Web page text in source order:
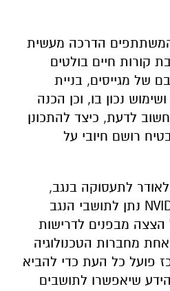
של מגייסים, בניית
לדעת, כיצד להתכונן
רושם חיובי על
לתעסוקה בנגב,
"המפגש עם NVIDIA נתן לתושבי הנגב
הצצה מבפנים לדרישות
פועל כל העת כדי להביא
שיאפשרו לתושבים
העבודה התחרותי."
של שיתוף פעולה
מתמשך בין מרכז לאודר ל-NVIDIA, שכללה בשנים